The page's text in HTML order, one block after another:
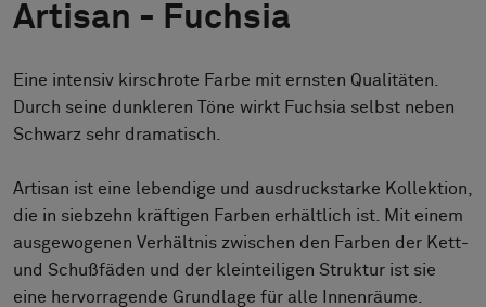
Nachhaltigkeit
Installation
Instandhaltung
Designerkollaborationen
Stories
FAQ
Artisan - Fuchsia
Eine intensiv kirschrote Farbe mit ernsten Qualitäten.
Durch seine dunkleren Töne wirkt Fuchsia selbst neben
Schwarz sehr dramatisch.
Artisan ist eine lebendige und ausdruckstarke Kollektion,
die in siebzehn kräftigen Farben erhältlich ist. Mit einem
ausgewogenen Verhältnis zwischen den Farben der Kett-
und Schußfäden und der kleinteiligen Struktur ist sie
eine hervorragende Grundlage für alle Innenräume.